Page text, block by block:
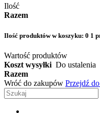
Ilość
Razem
Ilość produktów w koszyku: 0 1
Wartość produktów
Koszt wysyłki Do ustalenia
Razem
Wróć do zakupów Przejdź